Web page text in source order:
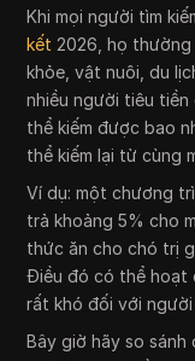
Khi mọi người tìm
kết 2026, họ
khỏe, vật nuôi, du
nhiều người tiêu
thể kiếm được bao
thể kiếm lại từ cùng
Ví dụ: một chương
trả khoảng 5% cho
thức ăn cho chó trị
Điều đó có thể hoạt
rất khó đối với
Bây giờ hãy so